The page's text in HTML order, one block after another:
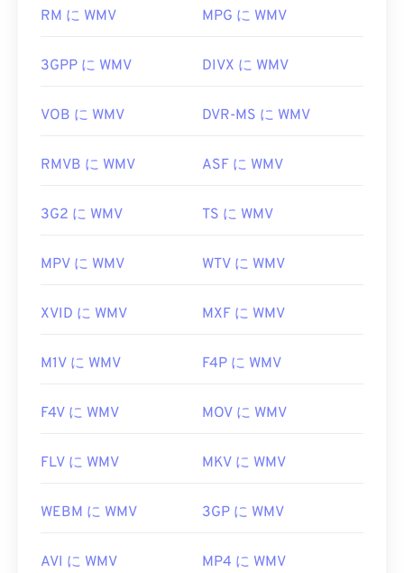
https://xiph.org/vorbis/
ットフォームでマルチメディアファイルを再生でき
WMVは他の動画ファイル形式への変換も簡単で
性があることに注意してください。変換が必要な場
ールを使ってWMVファイルを変換できます。
初回リリース:
https://en.wikipedia.org/wiki/
RM に WMV MPG に WMV
3GPP に WMV DIVX に WMV
VOB に WMV DVR-MS に WMV
RMVB に WMV ASF に WMV
3G2 に WMV TS に WMV
MPV に WMV WTV に WMV
XVID に WMV MXF に WMV
M1V に WMV F4P に WMV
F4V に WMV MOV に WMV
FLV に WMV MKV に WMV
WEBM に WMV 3GP に WMV
AVI に WMV MP4 に WMV